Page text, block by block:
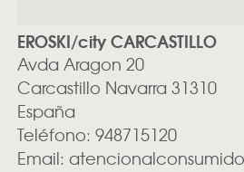
EROSKI/city CARCASTILLO
Avda Aragon 20
Carcastillo Navarra 31310
España
Teléfono: 948715120
Email: